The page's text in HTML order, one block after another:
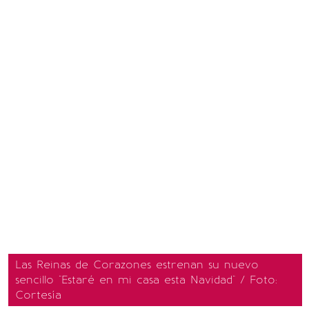
Las Reinas de Corazones estrenan su nuevo
sencillo "Estaré en mi casa esta Navidad" / Foto:
Cortesía